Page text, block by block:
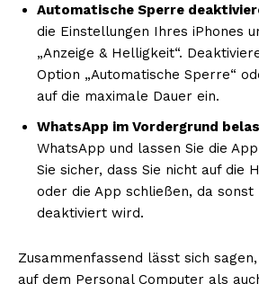
Automatische Sperre
die Einstellungen Ihres iPhones
„Anzeige & Helligkeit“.
Option „Automatische Sperre“
auf die maximale Dauer ein.
WhatsApp im Vordergrund
WhatsApp und lassen Sie die
Sie sicher, dass Sie nicht auf die
oder die App schließen, da sonst
deaktiviert wird.
Zusammenfassend lässt sich
auf dem Personal Computer als